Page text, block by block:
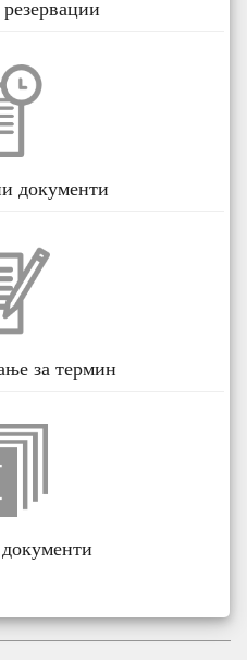
документи
за термин